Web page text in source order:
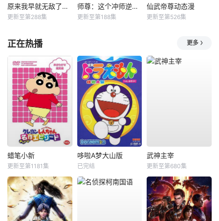
原来我早就无敌了动态漫
更新至第288集
师尊：这个冲师逆徒才不是圣子动态漫
更新至第188集
仙武帝尊动态漫
更新至第526集
正在热播 更多
蜡笔小新
更新至第1181集
哆啦A梦大山版
已完结
武神主宰
更新至第680集